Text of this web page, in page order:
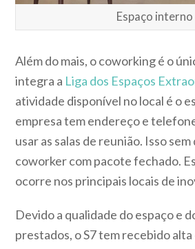
Espaço interno
Além do mais, o coworking é o
integra a Liga dos Espaços
atividade disponível no local é o
empresa tem endereço e
usar as salas de reunião. Isso
coworker com pacote fechado.
ocorre nos principais locais de
Devido a qualidade do espaço e
prestados, o S7 tem recebido alta